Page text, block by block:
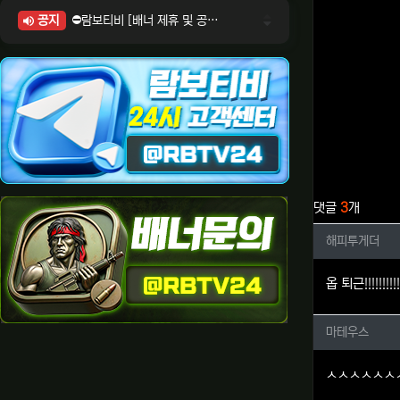
댓글 3개
해피투
해피투게더
옵 퇴근
마테우
마테우스
ㅅㅅㅅㅅㅅㅅ
공지
⛔람보티비 [배너 제휴 및 공식 입점 문의 안내]
⛔람보티비 [정회원 등급UP! 안내사항]
⛔람보티비 [채팅방 이용시 주의사항]
⛔람보티비 [공식보증업체 안내]